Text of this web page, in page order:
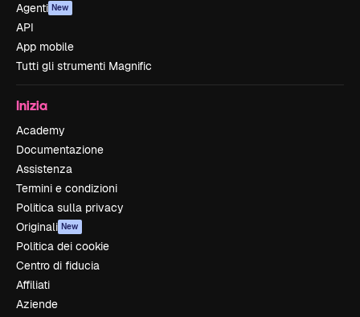
Agenti New
API
App mobile
Tutti gli strumenti Magnific
Inizia
Academy
Documentazione
Assistenza
Termini e condizioni
Politica sulla privacy
Originali New
Politica dei cookie
Centro di fiducia
Affiliati
Aziende